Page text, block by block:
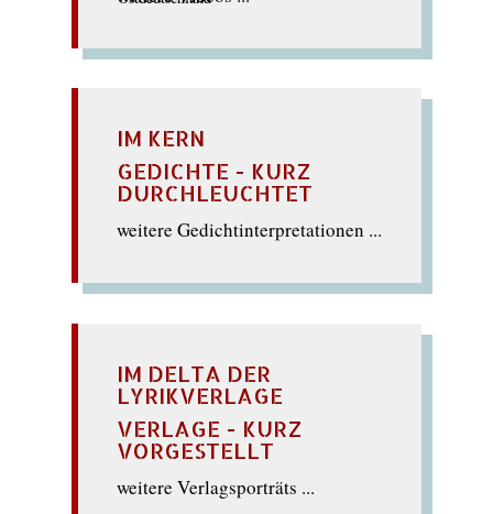
IM KERN
GEDICHTE - KURZ
DURCHLEUCHTET
weitere Gedichtinterpretationen ...
IM DELTA DER
LYRIKVERLAGE
VERLAGE - KURZ
VORGESTELLT
weitere Verlagsporträts ...